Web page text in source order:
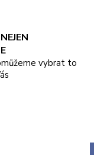
vybrat to